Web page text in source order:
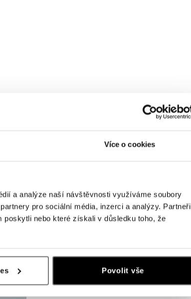
Více o cookies
a analýze naší návštěvnosti využíváme soubory
pro sociální média, inzerci a analýzy. Partneři
nebo které získali v důsledku toho, že
Povolit vše